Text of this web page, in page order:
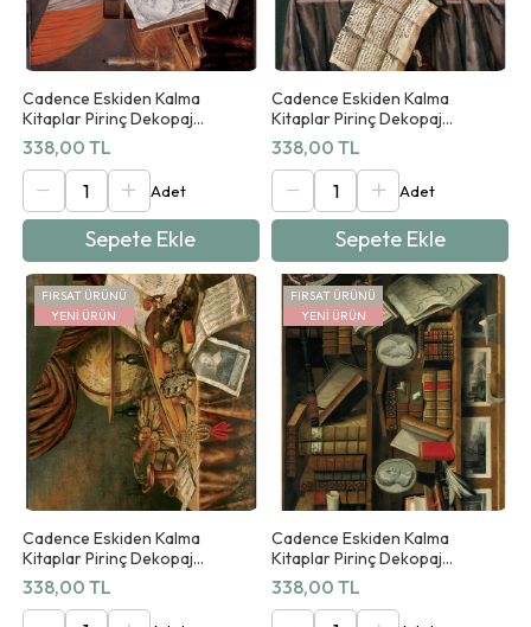
Cadence Eskiden Kalma
Kitaplar Pirinç Dekopaj
Koleksiyonu Ab 09 90x125cm
338,00 TL
Sepete Ekle
Cadence Eskiden Kalma
Kitaplar Pirinç Dekopaj
Koleksiyonu Ab 10 90x125cm
338,00 TL
Sepete Ekle
Cadence Eskiden Kalma
Kitaplar Pirinç Dekopaj
Koleksiyonu Ab 11 90x125cm
338,00 TL
YENI ÜRÜN
FIRSAT ÜRÜNÜ
Cadence Eskiden Kalma
Kitaplar Pirinç Dekopaj
Koleksiyonu Ab 12 90x125cm
338,00 TL
YENI ÜRÜN
FIRSAT ÜRÜNÜ